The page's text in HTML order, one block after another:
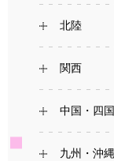
北陸
関西
中国・四国
九州・沖縄